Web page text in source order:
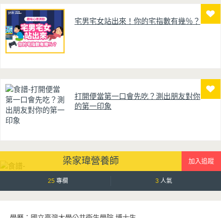
宅男宅女站出來！你的宅指數有幾％？
打開便當第一口會先吃？測出朋友對你
的第一印象
梁家瑋營養師
25 專欄 3 人氣